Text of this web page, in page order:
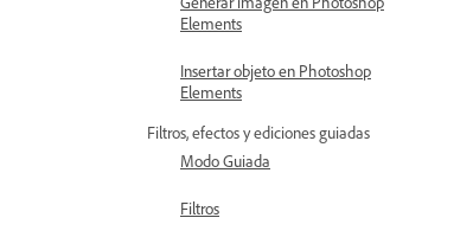
Elements
Insertar objeto en Photoshop
Elements
Filtros, efectos y ediciones guiadas
Modo Guiada
Filtros